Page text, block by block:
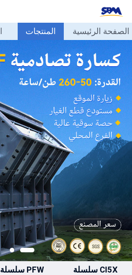
الصفحة
الرئيسية
المنتجات
المحلول
حالات
مدونة
حولنا
الاتصال
الصفحة الرئيسية المنتجات
CI5X سلسلة PFW سلسلة